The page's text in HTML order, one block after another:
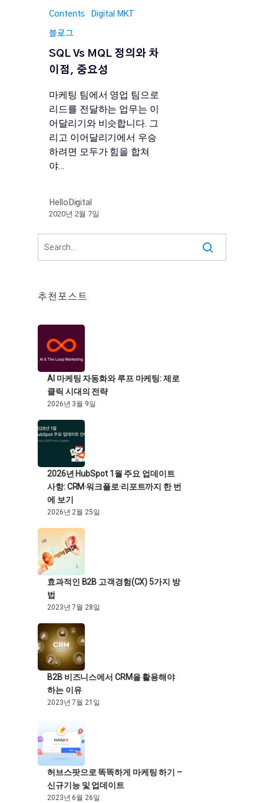
Contents Digital MKT
블로그
SQL Vs MQL 정의와 차
이점, 중요성
마케팅 팀에서 영업 팀으로
리드를 전달하는 업무는 이
어달리기와 비슷합니다. 그
리고 이어달리기에서 우승
하려면 모두가 힘을 합쳐
야…
HelloDigital
2020년 2월 7일
추천포스트
AI 마케팅 자동화와 루프 마케팅: 제로
클릭 시대의 전략
2026년 3월 9일
2026년 HubSpot 1월 주요 업데이트
사항: CRM·워크플로·리포트까지 한 번
에 보기
2026년 2월 25일
효과적인 B2B 고객경험(CX) 5가지 방
법
2023년 7월 28일
B2B 비즈니스에서 CRM을 활용해야
하는 이유
2023년 7월 21일
허브스팟으로 똑똑하게 마케팅 하기 –
신규기능 및 업데이트
2023년 6월 26일